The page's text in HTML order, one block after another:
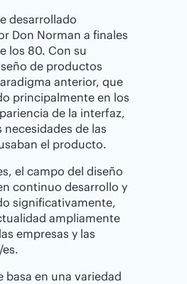
desarrollado
Don Norman a finales
los 80. Con su
de productos
anterior, que
principalmente en los
de la interfaz,
necesidades de las
el producto.
el campo del diseño
continuo desarrollo y
significativamente,
ampliamente
empresas y las
basa en una variedad